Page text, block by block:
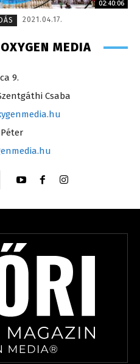
02:40:06
2021.04.17.
MEDIA
9.
Csaba